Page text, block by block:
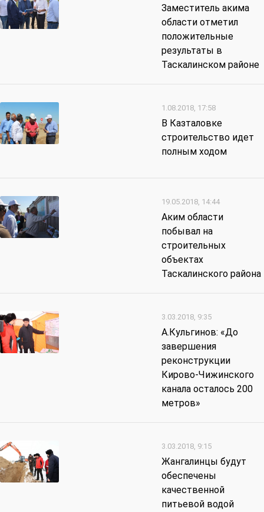
Заместитель акима
области отметил
положительные
результаты в
Таскалинском районе
1.08.2018, 17:58
В Казталовке
строительство идет
полным ходом
19.05.2018, 14:44
Аким области
побывал на
строительных
объектах
Таскалинского района
3.03.2018, 9:35
А.Кульгинов: «До
завершения
реконструкции
Кирово-Чижинского
канала осталось 200
метров»
3.03.2018, 9:15
Жангалинцы будут
обеспечены
качественной
питьевой водой